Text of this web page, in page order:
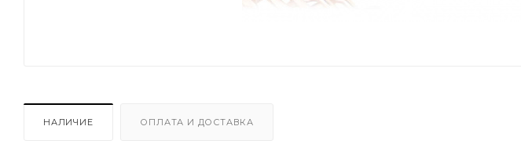
НАЛИЧИЕ ОПЛАТА И ДОСТАВКА